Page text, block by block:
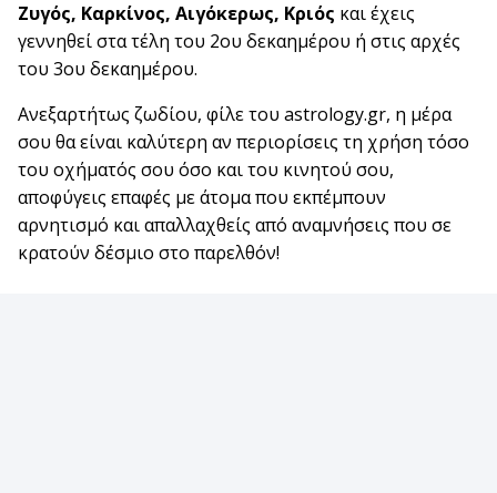
Ζυγός, Καρκίνος, Αιγόκερως, Κριός και έχεις
γεννηθεί στα τέλη του 2ου δεκαημέρου ή στις αρχές
του 3ου δεκαημέρου.
Ανεξαρτήτως ζωδίου, φίλε του astrology.gr, η μέρα
σου θα είναι καλύτερη αν περιορίσεις τη χρήση τόσο
του οχήματός σου όσο και του κινητού σου,
αποφύγεις επαφές με άτομα που εκπέμπουν
αρνητισμό και απαλλαχθείς από αναμνήσεις που σε
κρατούν δέσμιο στο παρελθόν!